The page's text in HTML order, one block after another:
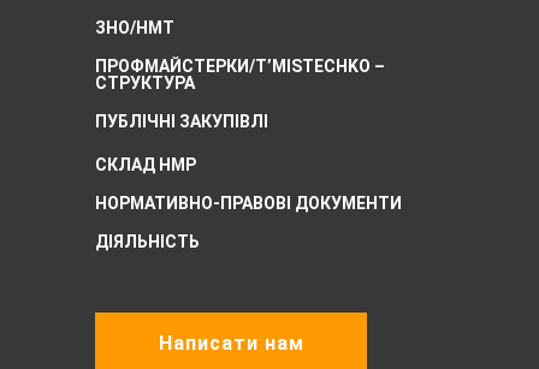
СКЛАД НМР
НОРМАТИВНО-ПРАВОВІ ДОКУМЕНТИ
ДІЯЛЬНІСТЬ
Написати нам
ЗНО/НМТ
ПРОФМАЙСТЕРКИ/T’MISTECHKO –
CТРУКТУРА
ПУБЛІЧНІ ЗАКУПІВЛІ